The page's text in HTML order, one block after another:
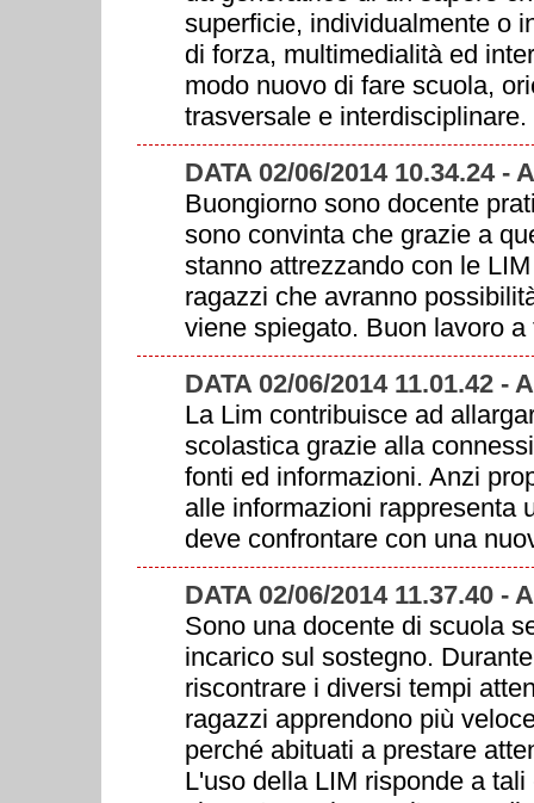
superficie, individualmente o
di forza, multimedialità ed
modo nuovo di fare scuola,
trasversale e interdisciplinare.
DATA 02/06/2014 10.34.24 -
Buongiorno sono docente
sono convinta che grazie a
stanno attrezzando con le
ragazzi che avranno
viene spiegato. Buon lavoro a
DATA 02/06/2014 11.01.42 -
La Lim contribuisce ad
scolastica grazie alla
fonti ed informazioni. Anzi
alle informazioni rappresenta
deve confrontare con una
DATA 02/06/2014 11.37.40 -
Sono una docente di scuola
incarico sul sostegno.
riscontrare i diversi tempi
ragazzi apprendono più
perché abituati a prestare
L'uso della LIM risponde a